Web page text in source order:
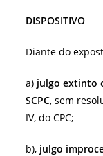
DISPOSITIVO
Diante do
a) julgo extinto
SCPC, sem
IV, do CPC;
b), julgo